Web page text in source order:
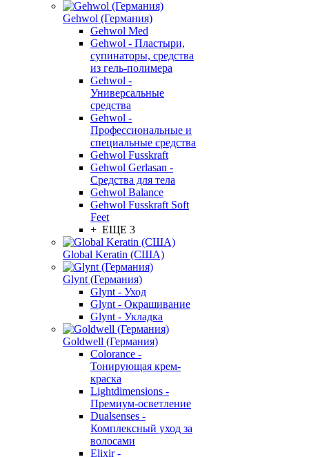
Gehwol (Германия)
Gehwol Med
Gehwol - Пластыри,
супинаторы, средства
из гель-полимера
Gehwol -
Универсальные
средства
Gehwol -
Профессиональные и
специальные средства
Gehwol Fusskraft
Gehwol Gerlasan -
Средства для тела
Gehwol Balance
Gehwol Fusskraft Soft
Feet
+ ЕЩЕ 3
Global Keratin (США)
Glynt (Германия)
Glynt - Уход
Glynt - Окрашивание
Glynt - Укладка
Goldwell (Германия)
Colorance -
Тонирующая крем-
краска
Lightdimensions -
Премиум-осветление
Dualsenses -
Комплексный уход за
волосами
Elixir -